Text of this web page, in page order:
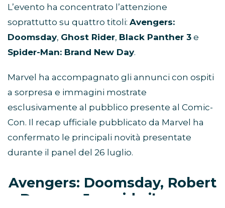
L’evento ha concentrato l’attenzione
soprattutto su quattro titoli: Avengers:
Doomsday, Ghost Rider, Black Panther 3 e
Spider-Man: Brand New Day.
Marvel ha accompagnato gli annunci con ospiti
a sorpresa e immagini mostrate
esclusivamente al pubblico presente al Comic-
Con. Il recap ufficiale pubblicato da Marvel ha
confermato le principali novità presentate
durante il panel del 26 luglio.
Avengers: Doomsday, Robert
Downey Jr. guida il mega-